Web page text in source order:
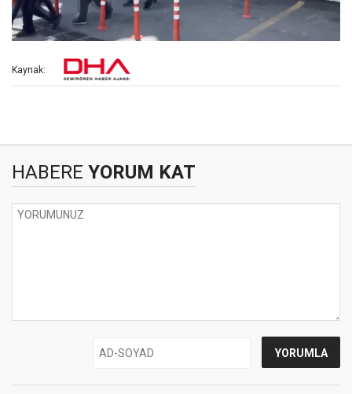
Kaynak:
HABERE YORUM KAT